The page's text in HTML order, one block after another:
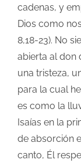
cadenas, y
Dios como
8,18-23). No
abierta al don
una tristeza,
para la cual
es como la
Isaías en la
de absorción
canto, Él